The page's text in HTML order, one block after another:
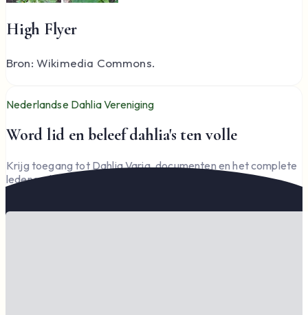
High Flyer
Bron: Wikimedia Commons.
Nederlandse Dahlia Vereniging
Word lid en beleef dahlia's ten volle
Krijg toegang tot Dahlia Varia, documenten en het complete
ledengedeelte — en steun de vereniging.